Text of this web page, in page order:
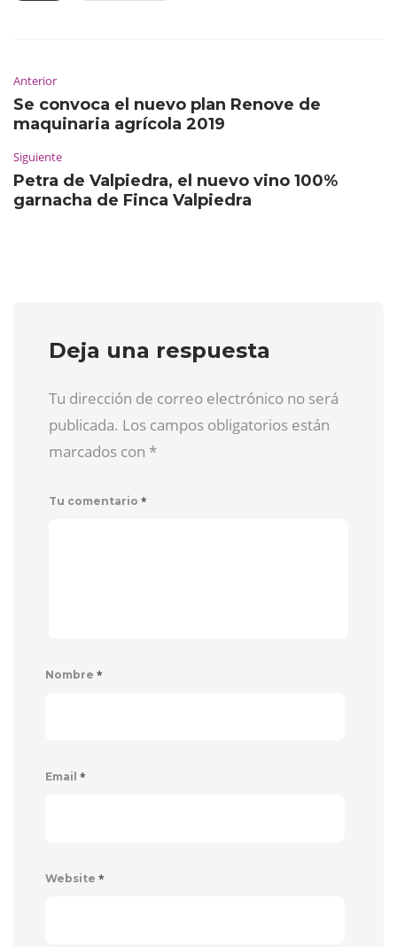
Anterior
Se convoca el nuevo plan Renove de
maquinaria agrícola 2019
Siguiente
Petra de Valpiedra, el nuevo vino 100%
garnacha de Finca Valpiedra
Deja una respuesta
Tu dirección de correo electrónico no será
publicada. Los campos obligatorios están
marcados con *
Tu comentario *
Nombre *
Email *
Website *